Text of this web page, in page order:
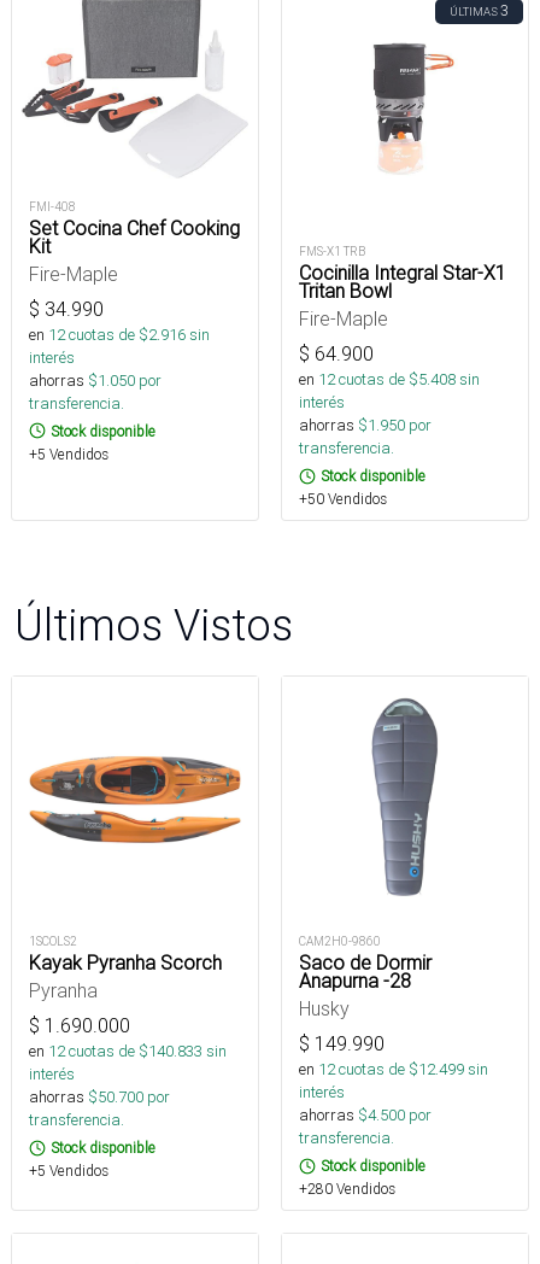
FMI-408
Set Cocina Chef Cooking
Kit
Fire-Maple
$ 34.990
en 12cuotas de $2.916sin
interés
ahorras $1.050 por
transferencia.
Stock disponible
+5 Vendidos
ÚLTIMAS3
FMS-X1 TRB
Cocinilla Integral Star-X1
Tritan Bowl
Fire-Maple
$ 64.900
en 12cuotas de $5.408sin
interés
ahorras $1.950 por
transferencia.
Stock disponible
+50 Vendidos
Últimos Vistos
1SCOLS2
Kayak Pyranha Scorch
Pyranha
$ 1.690.000
en 12cuotas de $140.833 sin
interés
ahorras $50.700 por
transferencia.
Stock disponible
+5 Vendidos
CAM2H0-9860
Saco de Dormir
Anapurna -28
Husky
$ 149.990
en 12cuotas de $12.499sin
interés
ahorras $4.500 por
transferencia.
Stock disponible
+280 Vendidos